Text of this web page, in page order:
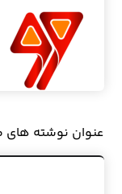
عنوان ‫نوشته های